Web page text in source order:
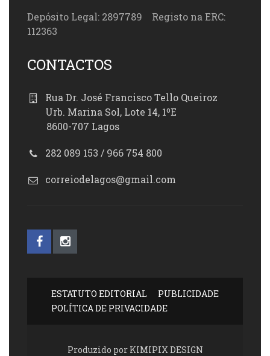
Depósito Legal: 2897789 Registo na ERC:
112363
CONTACTOS
Rua Dr. José Francisco Tello Queiroz
Urb. Marina Sol, Lote 14, 1ºE
8600-707 Lagos
282 089 153 / 966 754 800
correiodelagos@gmail.com
ESTATUTO EDITORIAL
PUBLICIDADE
POLÍTICA DE PRIVACIDADE
Produzido por KIMIPIX DESIGN